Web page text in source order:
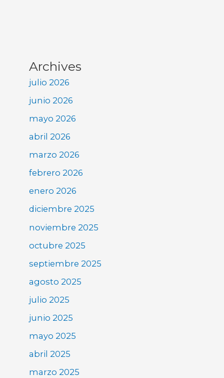
Archives
julio 2026
junio 2026
mayo 2026
abril 2026
marzo 2026
febrero 2026
enero 2026
diciembre 2025
noviembre 2025
octubre 2025
septiembre 2025
agosto 2025
julio 2025
junio 2025
mayo 2025
abril 2025
marzo 2025